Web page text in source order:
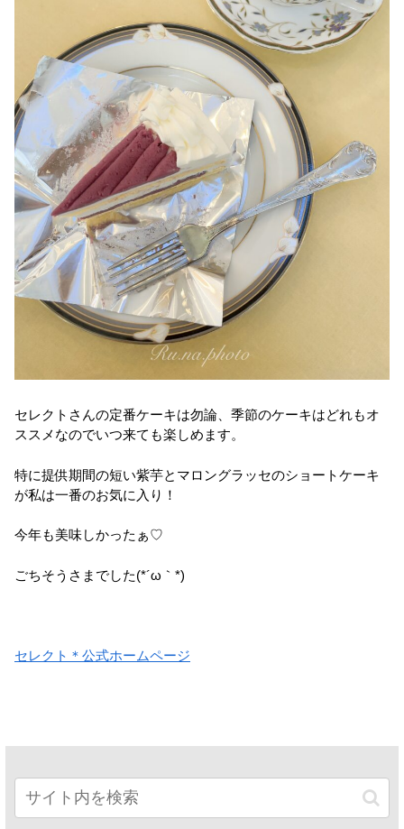
セレクトさんの定番ケーキは勿論、季節のケーキはどれもオ
ススメなのでいつ来ても楽しめます。
特に提供期間の短い紫芋とマロングラッセのショートケーキ
が私は一番のお気に入り！
今年も美味しかったぁ♡
ごちそうさまでした(*´ω｀*)
セレクト＊公式ホームページ